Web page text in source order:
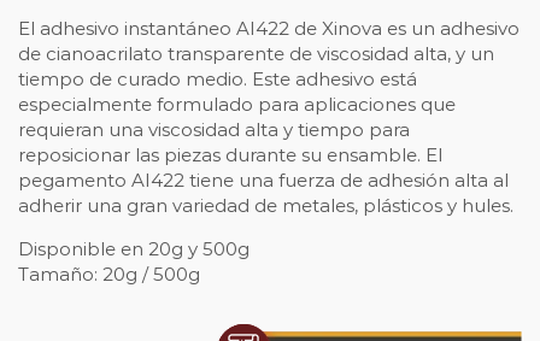
El adhesivo instantáneo AI422 de Xinova es un adhesivo
de cianoacrilato transparente de viscosidad alta, y un
tiempo de curado medio. Este adhesivo está
especialmente formulado para aplicaciones que
requieran una viscosidad alta y tiempo para
reposicionar las piezas durante su ensamble. El
pegamento AI422 tiene una fuerza de adhesión alta al
adherir una gran variedad de metales, plásticos y hules.
Disponible en 20g y 500g
Tamaño: 20g / 500g